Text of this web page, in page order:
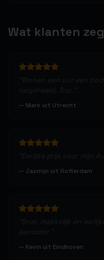
Wat klanten
— Mark uit Utrecht
— Jasmijn uit Rotterdam
— Kevin uit Eindhoven